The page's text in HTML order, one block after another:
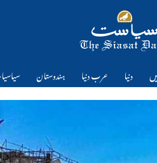
دنیا عرب دنیا ہندوستان